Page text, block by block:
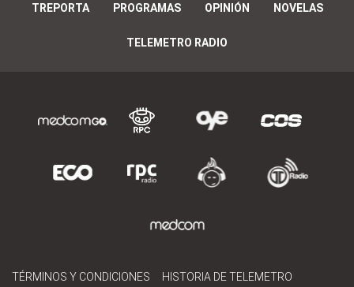
TREPORTA PROGRAMAS OPINIÓN NOVELAS
TELEMETRO RADIO
TÉRMINOS Y CONDICIONES HISTORIA DE TELEMETRO